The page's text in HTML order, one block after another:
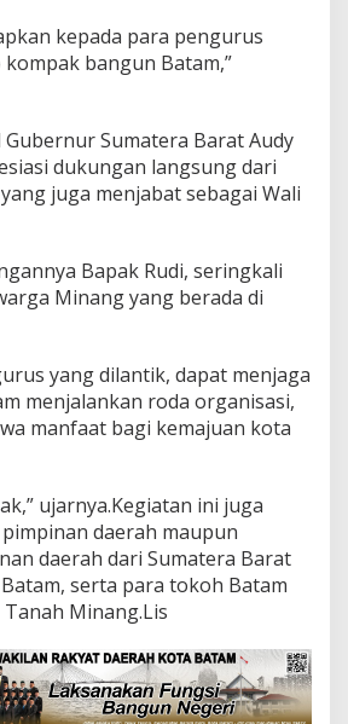
kepada para pengurus
bangun Batam,”
Gubernur Sumatera Barat Audy
dukungan langsung dari
juga menjabat sebagai Wali
Bapak Rudi, seringkali
Minang yang berada di
yang dilantik, dapat menjaga
menjalankan roda organisasi,
manfaat bagi kemajuan kota
ujarnya.Kegiatan ini juga
daerah maupun
daerah dari Sumatera Barat
serta para tokoh Batam
Minang.Lis